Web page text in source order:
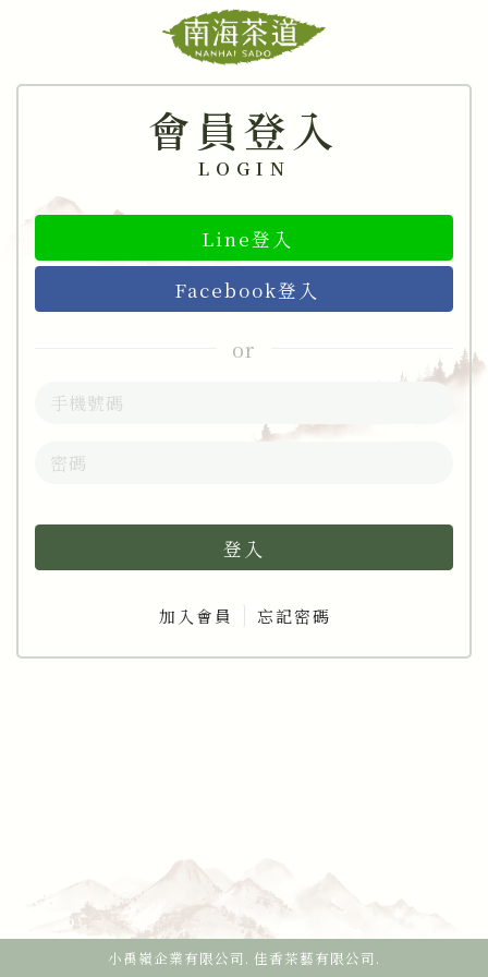
會員登入
LOGIN
Line登入
Facebook登入
登入
加入會員 忘記密碼
小禹嶺企業有限公司. 佳香茶藝有限公司.